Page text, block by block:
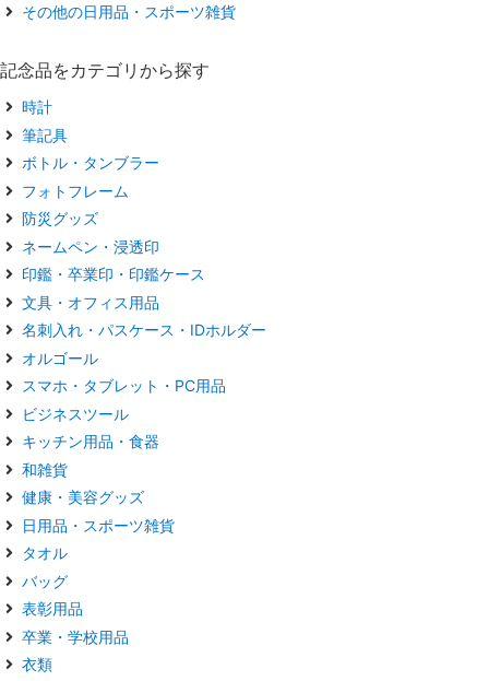
その他の日用品・スポーツ雑貨
記念品をカテゴリから探す
時計
筆記具
ボトル・タンブラー
フォトフレーム
防災グッズ
ネームペン・浸透印
印鑑・卒業印・印鑑ケース
文具・オフィス用品
名刺入れ・パスケース・IDホルダー
オルゴール
スマホ・タブレット・PC用品
ビジネスツール
キッチン用品・食器
和雑貨
健康・美容グッズ
日用品・スポーツ雑貨
タオル
バッグ
表彰用品
卒業・学校用品
衣類